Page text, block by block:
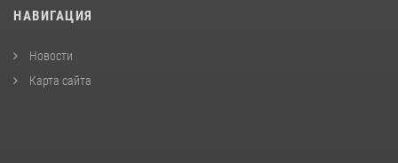
НАВИГАЦИЯ
Новости
Карта сайта